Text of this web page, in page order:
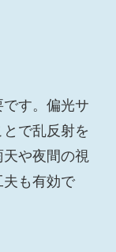
す。偏光サ
で乱反射を
や夜間の視
も有効で